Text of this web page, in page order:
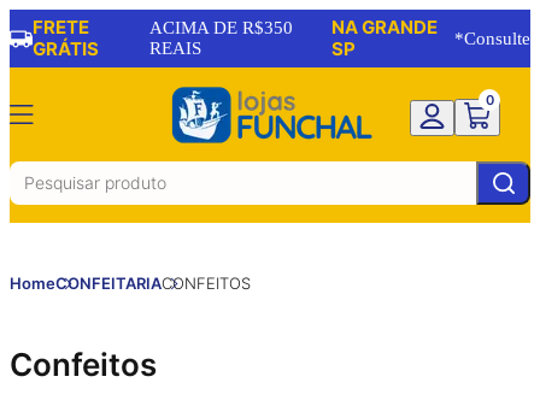
FRETE
GRÁTIS
ACIMA DE R$350
REAIS
NA GRANDE
SP
*Consulte
0
HomeCONFEITARIACONFEITOS
Confeitos